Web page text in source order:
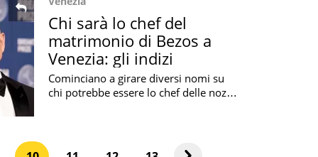
Chi sarà lo chef del
matrimonio di Bezos a
Venezia: gli indizi
Cominciano a girare diversi nomi su
chi potrebbe essere lo chef delle nozze